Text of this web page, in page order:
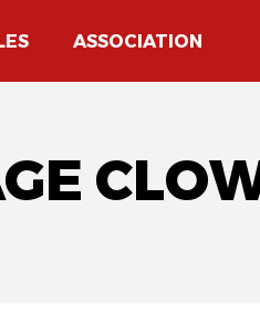
ASSOCIATION